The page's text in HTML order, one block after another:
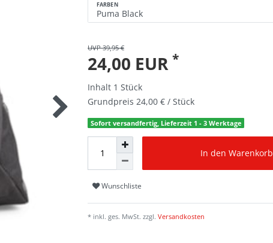
FARBEN
UVP 39,95 €
24,00 EUR *
Inhalt 1 Stück
Grundpreis 24,00 € / Stück
Sofort versandfertig, Lieferzeit 1 - 3 Werktage
In den Warenkorb
Wunschliste
* inkl. ges. MwSt. zzgl. Versandkosten